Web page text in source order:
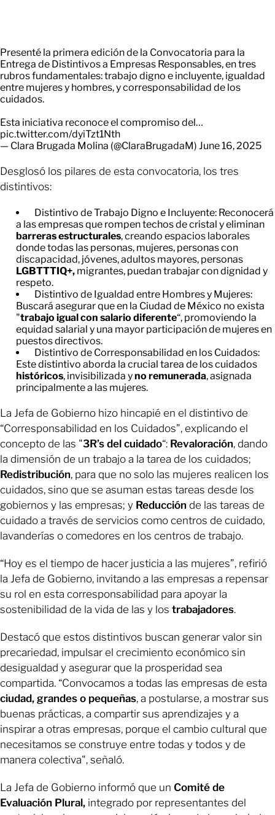
Presenté la primera edición de la Convocatoria para la
Entrega de Distintivos a Empresas Responsables, en tres
rubros fundamentales: trabajo digno e incluyente, igualdad
entre mujeres y hombres, y corresponsabilidad de los
cuidados.
Esta iniciativa reconoce el compromiso del…
pic.twitter.com/dyiTzt1Nth
— Clara Brugada Molina (@ClaraBrugadaM) June 16, 2025
Desglosó los pilares de esta convocatoria, los tres
distintivos:
Distintivo de Trabajo Digno e Incluyente: Reconocerá
a las empresas que rompen techos de cristal y eliminan
barreras estructurales, creando espacios laborales
donde todas las personas, mujeres, personas con
discapacidad, jóvenes, adultos mayores, personas
LGBTTTIQ+, migrantes, puedan trabajar con dignidad y
respeto.
Distintivo de Igualdad entre Hombres y Mujeres:
Buscará asegurar que en la Ciudad de México no exista
"trabajo igual con salario diferente“, promoviendo la
equidad salarial y una mayor participación de mujeres en
puestos directivos.
Distintivo de Corresponsabilidad en los Cuidados:
Este distintivo aborda la crucial tarea de los cuidados
históricos, invisibilizada yno remunerada, asignada
principalmente a las mujeres.
La Jefa de Gobierno hizo hincapié en el distintivo de
“Corresponsabilidad en los Cuidados”, explicando el
concepto de las "3R’s del cuidado“: Revaloración, dando
la dimensión de un trabajo a la tarea de los cuidados;
Redistribución, para que no solo las mujeres realicen los
cuidados, sino que se asuman estas tareas desde los
gobiernos y las empresas; y Reducción de las tareas de
cuidado a través de servicios como centros de cuidado,
lavanderías o comedores en los centros de trabajo.
“Hoy es el tiempo de hacer justicia a las mujeres”, refirió
la Jefa de Gobierno, invitando a las empresas a repensar
su rol en esta corresponsabilidad para apoyar la
sostenibilidad de la vida de las y los trabajadores.
Destacó que estos distintivos buscan generar valor sin
precariedad, impulsar el crecimiento económico sin
desigualdad y asegurar que la prosperidad sea
compartida. “Convocamos a todas las empresas de esta
ciudad, grandes o pequeñas, a postularse, a mostrar sus
buenas prácticas, a compartir sus aprendizajes y a
inspirar a otras empresas, porque el cambio cultural que
necesitamos se construye entre todas y todos y de
manera colectiva", señaló.
La Jefa de Gobierno informó que un Comité de
Evaluación Plural, integrado por representantes del